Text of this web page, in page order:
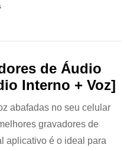
de Áudio
Interno + Voz]
abafadas no seu celular
gravadores de
aplicativo é o ideal para